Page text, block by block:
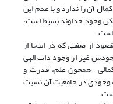
آن را ندارد و با عدم این
وجود خداوند بسیط است،
است.
از صفتی که در اینجا از
غیر از وجود ذات الهی
همچون علم، قدرت و
وجودی در جامعیت آن نسبت